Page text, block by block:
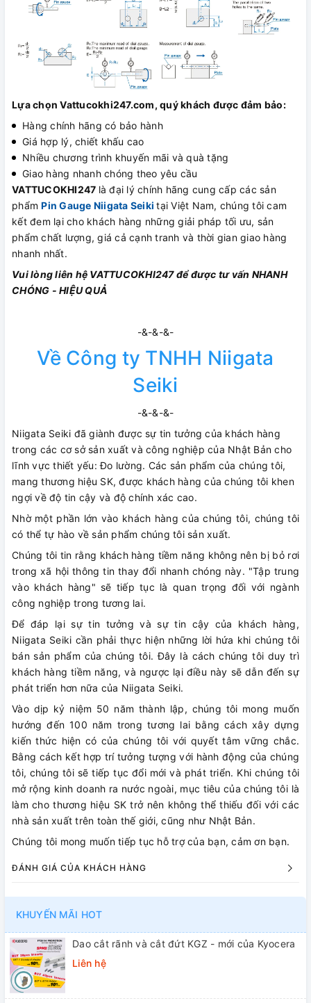
Lựa chọn Vattucokhi247.com, quý khách được đảm bảo:
Hàng chính hãng có bảo hành
Giá hợp lý, chiết khấu cao
Nhiều chương trình khuyến mãi và quà tặng
Giao hàng nhanh chóng theo yêu cầu
VATTUCOKHI247 là đại lý chính hãng cung cấp các sản
phẩmPin Gauge Niigata Seiki tại Việt Nam, chúng tôi cam
kết đem lại cho khách hàng những giải pháp tối ưu, sản
phẩm chất lượng, giá cả cạnh tranh và thời gian giao hàng
nhanh nhất.
Vui lòng liên hệ VATTUCOKHI247 để được tư vấn NHANH
CHÓNG - HIỆU QUẢ
-&-&-&-
Về Công ty TNHH Niigata
Seiki
-&-&-&-
Niigata Seiki đã giành được sự tin tưởng của khách hàng
trong các cơ sở sản xuất và công nghiệp của Nhật Bản cho
lĩnh vực thiết yếu: Đo lường. Các sản phẩm của chúng tôi,
mang thương hiệu SK, được khách hàng của chúng tôi khen
ngợi về độ tin cậy và độ chính xác cao.
Nhờ một phần lớn vào khách hàng của chúng tôi, chúng tôi
có thể tự hào về sản phẩm chúng tôi sản xuất.
Chúng tôi tin rằng khách hàng tiềm năng không nên bị bỏ rơi
trong xã hội thông tin thay đổi nhanh chóng này. "Tập trung
vào khách hàng" sẽ tiếp tục là quan trọng đối với ngành
công nghiệp trong tương lai.
Để đáp lại sự tin tưởng và sự tin cậy của khách hàng,
Niigata Seiki cần phải thực hiện những lời hứa khi chúng tôi
bán sản phẩm của chúng tôi. Đây là cách chúng tôi duy trì
khách hàng tiềm năng, và ngược lại điều này sẽ dẫn đến sự
phát triển hơn nữa của Niigata Seiki.
Vào dịp kỷ niệm 50 năm thành lập, chúng tôi mong muốn
hướng đến 100 năm trong tương lai bằng cách xây dựng
kiến ​​thức hiện có của chúng tôi với quyết tâm vững chắc.
Bằng cách kết hợp trí tưởng tượng với hành động của chúng
tôi, chúng tôi sẽ tiếp tục đổi mới và phát triển. Khi chúng tôi
mở rộng kinh doanh ra nước ngoài, mục tiêu của chúng tôi là
làm cho thương hiệu SK trở nên không thể thiếu đối với các
nhà sản xuất trên toàn thế giới, cũng như Nhật Bản.
Chúng tôi mong muốn tiếp tục hỗ trợ của bạn, cảm ơn bạn.
ĐÁNH GIÁ CỦA KHÁCH HÀNG
KHUYẾN MÃI HOT
Dao cắt rãnh và cắt đứt KGZ - mới của Kyocera
Liên hệ